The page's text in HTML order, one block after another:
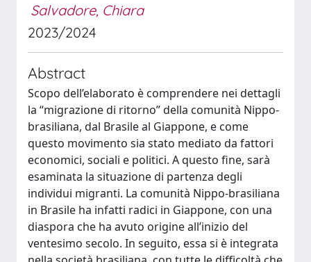
Salvadore, Chiara
2023/2024
Abstract
Scopo dell’elaborato è comprendere nei dettagli
la “migrazione di ritorno” della comunità Nippo-
brasiliana, dal Brasile al Giappone, e come
questo movimento sia stato mediato da fattori
economici, sociali e politici. A questo fine, sarà
esaminata la situazione di partenza degli
individui migranti. La comunità Nippo-brasiliana
in Brasile ha infatti radici in Giappone, con una
diaspora che ha avuto origine all’inizio del
ventesimo secolo. In seguito, essa si è integrata